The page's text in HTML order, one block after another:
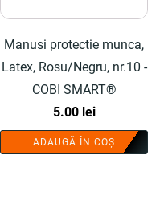
Manusi protectie munca,
Latex, Rosu/Negru, nr.10 -
COBI SMART®
5.00 lei
ADAUGĂ ÎN COȘ